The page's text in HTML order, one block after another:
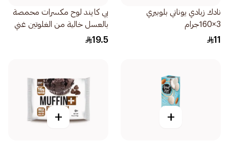
نادك زبادي يوناني بلوبيري
3×160جرام
11
بي كايند لوح مكسرات محمصة
بالعسل خالية من الغلوتين غني
بالألياف 3×30جرام
19.5
+
+